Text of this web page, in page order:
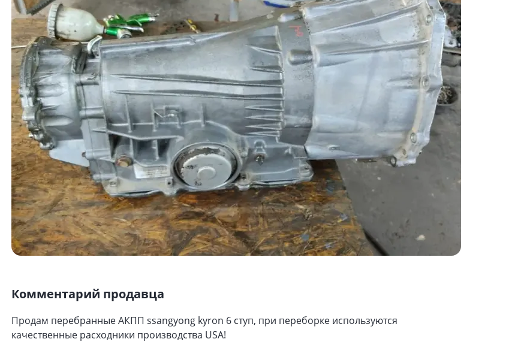
Комментарий продавца
Продам перебранные АКПП ssangyong kyron 6 ступ, при переборке используются
качественные расходники производства USA!